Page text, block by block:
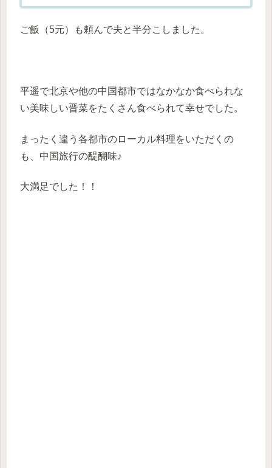
ご飯（5元）も頼んで夫と半分こしました。
平遥で北京や他の中国都市ではなかなか食べられな
い美味しい晋菜をたくさん食べられて幸せでした。
まったく違う各都市のローカル料理をいただくの
も、中国旅行の醍醐味♪
大満足でした！！